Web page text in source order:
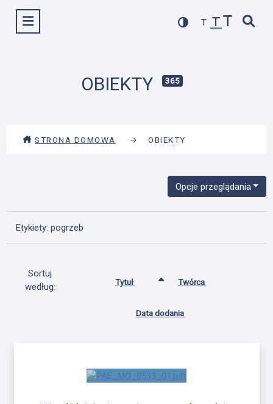
Wyświetl menu
OBIEKTY 365
STRONA DOMOWA → OBIEKTY
Opcje przeglądania
Etykiety: pogrzeb
Sortuj
według:
Tytuł Twórca
Data dodania